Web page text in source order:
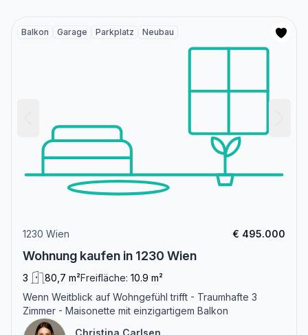
Balkon Garage Parkplatz Neubau
1230 Wien € 495.000
Wohnung kaufen in 1230 Wien
3 80,7 m²Freifläche: 10.9 m²
Wenn Weitblick auf Wohngefühl trifft - Traumhafte 3
Zimmer - Maisonette mit einzigartigem Balkon
Christina Carlsen